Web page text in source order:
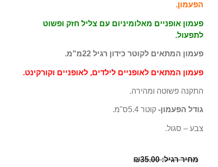
הפעמון.
פעמון אופניים מאלומיניום עם צליל חזק ופשוט
לתפעול.
פעמון המתאים לקוטר כידון רגיל 22מ"מ.
פעמון המתאים לאופניים לילדים, לאופניים וקורקינט.
התקנה פשוטה ומהירה.
גודל הפעמון- קוטר 5.4ס"מ.
צבע – סגול.
מחיר רגיל: ₪35.00